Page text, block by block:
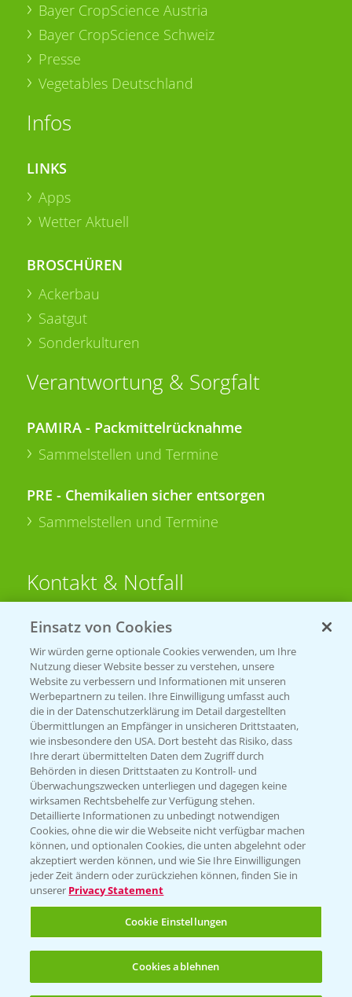
Bayer CropScience Austria
Bayer CropScience Schweiz
Presse
Vegetables Deutschland
Infos
LINKS
Apps
Wetter Aktuell
BROSCHÜREN
Ackerbau
Saatgut
Sonderkulturen
Verantwortung & Sorgfalt
PAMIRA - Packmittelrücknahme
Sammelstellen und Termine
PRE - Chemikalien sicher entsorgen
Sammelstellen und Termine
Kontakt & Notfall
Beratung auf WhatsApp
T.+49 (0)174 346 564 1
KONTAKT
Hilfe in Notfällen
T.+49 (0)214/30-20220
Folgen Sie uns
Einsatz von Cookies
Wir würden gerne optionale Cookies verwenden, um Ihre
Nutzung dieser Website besser zu verstehen, unsere
Website zu verbessern und Informationen mit unseren
Werbepartnern zu teilen. Ihre Einwilligung umfasst auch
die in der Datenschutzerklärung im Detail dargestellten
Übermittlungen an Empfänger in unsicheren Drittstaaten,
wie insbesondere den USA. Dort besteht das Risiko, dass
Ihre derart übermittelten Daten dem Zugriff durch
Behörden in diesen Drittstaaten zu Kontroll- und
Überwachungszwecken unterliegen und dagegen keine
wirksamen Rechtsbehelfe zur Verfügung stehen.
Detaillierte Informationen zu unbedingt notwendigen
Cookies, ohne die wir die Webseite nicht verfügbar machen
können, und optionalen Cookies, die unten abgelehnt oder
akzeptiert werden können, und wie Sie Ihre Einwilligungen
jeder Zeit ändern oder zurückziehen können, finden Sie in
unserer Privacy Statement
Cookie Einstellungen
Cookies ablehnen